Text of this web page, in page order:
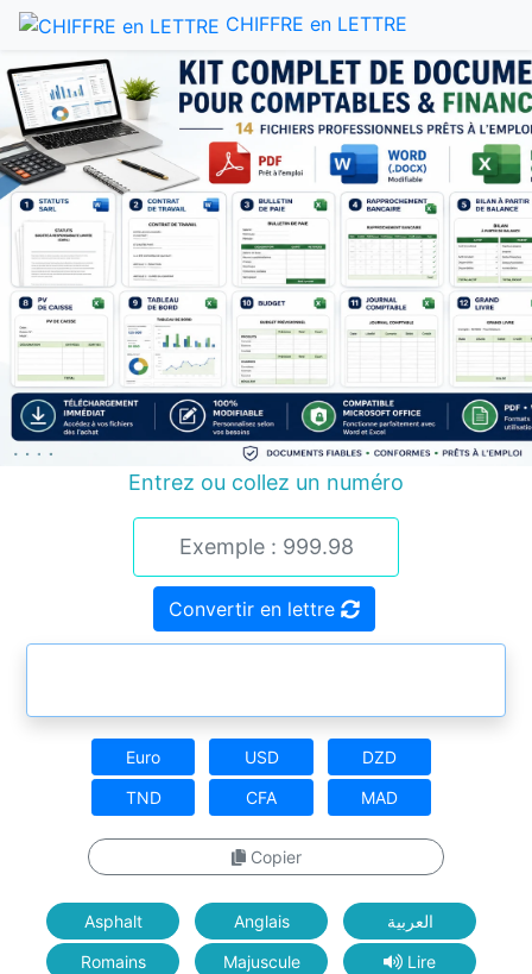
CHIFFRE en LETTRE
Entrez ou collez un numéro
Convertir en lettre
Euro USD
DZD
TND
CFA MAD
Copier
Asphalt Anglais
العربية
Romains
Majuscule Lire